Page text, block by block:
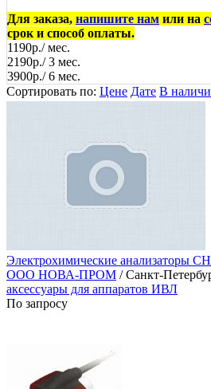
Для заказа, напишите нам или на
срок и способ оплаты.
1190р./ мес.
2190р./ 3 мес.
3900р./ 6 мес.
Сортировать по: Цене Дате В
Электрохимические анализаторы
ООО НОВА-ПРОМ / Санкт-
аксессуары для аппаратов ИВЛ
По запросу